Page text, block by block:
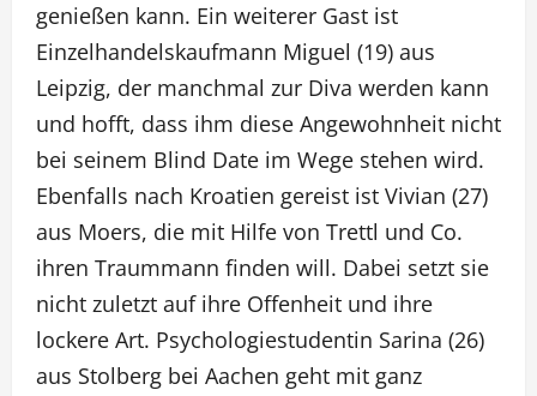
genießen kann. Ein weiterer Gast ist
Einzelhandelskaufmann Miguel (19) aus
Leipzig, der manchmal zur Diva werden kann
und hofft, dass ihm diese Angewohnheit nicht
bei seinem Blind Date im Wege stehen wird.
Ebenfalls nach Kroatien gereist ist Vivian (27)
aus Moers, die mit Hilfe von Trettl und Co.
ihren Traummann finden will. Dabei setzt sie
nicht zuletzt auf ihre Offenheit und ihre
lockere Art. Psychologiestudentin Sarina (26)
aus Stolberg bei Aachen geht mit ganz